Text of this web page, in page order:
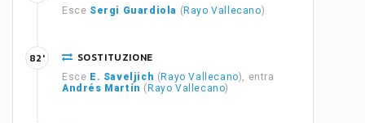
Esce Sergi Guardiola ( Rayo Vallecano)
SOSTITUZIONE
Esce E. Saveljich ( Rayo Vallecano), entra
Andrés Martín ( Rayo Vallecano)
82'